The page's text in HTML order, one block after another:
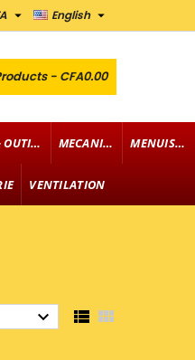
English 

- CFA0.00
MACONNERIE & OUTILLAGE MECANIQUE MENUISERIE
VENTILATION
  